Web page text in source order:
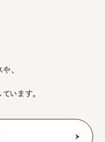
、
います。